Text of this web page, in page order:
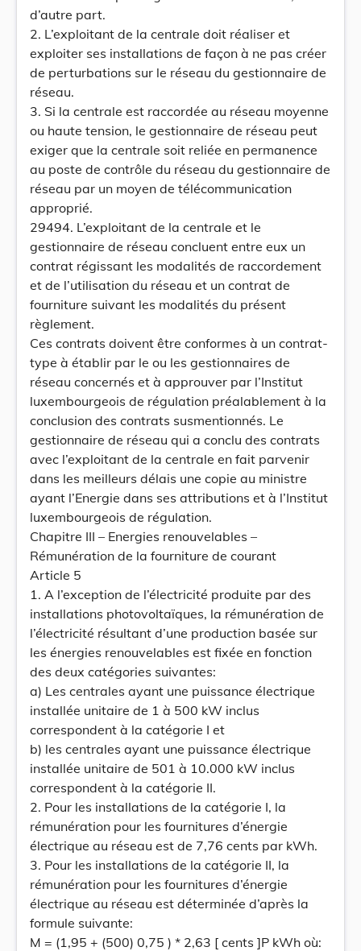
d’autre part.
2. L’exploitant de la centrale doit réaliser et
exploiter ses installations de façon à ne pas créer
de perturbations sur le réseau du gestionnaire de
réseau.
3. Si la centrale est raccordée au réseau moyenne
ou haute tension, le gestionnaire de réseau peut
exiger que la centrale soit reliée en permanence
au poste de contrôle du réseau du gestionnaire de
réseau par un moyen de télécommunication
approprié.
29494. L’exploitant de la centrale et le
gestionnaire de réseau concluent entre eux un
contrat régissant les modalités de raccordement
et de l’utilisation du réseau et un contrat de
fourniture suivant les modalités du présent
règlement.
Ces contrats doivent être conformes à un contrat-
type à établir par le ou les gestionnaires de
réseau concernés et à approuver par l’Institut
luxembourgeois de régulation préalablement à la
conclusion des contrats susmentionnés. Le
gestionnaire de réseau qui a conclu des contrats
avec l’exploitant de la centrale en fait parvenir
dans les meilleurs délais une copie au ministre
ayant l’Energie dans ses attributions et à l’Institut
luxembourgeois de régulation.
Chapitre III – Energies renouvelables –
Rémunération de la fourniture de courant
Article 5
1. A l’exception de l’électricité produite par des
installations photovoltaïques, la rémunération de
l’électricité résultant d’une production basée sur
les énergies renouvelables est fixée en fonction
des deux catégories suivantes:
a) Les centrales ayant une puissance électrique
installée unitaire de 1 à 500 kW inclus
correspondent à la catégorie I et
b) les centrales ayant une puissance électrique
installée unitaire de 501 à 10.000 kW inclus
correspondent à la catégorie II.
2. Pour les installations de la catégorie I, la
rémunération pour les fournitures d’énergie
électrique au réseau est de 7,76 cents par kWh.
3. Pour les installations de la catégorie II, la
rémunération pour les fournitures d’énergie
électrique au réseau est déterminée d’après la
formule suivante:
M = (1,95 + (500) 0,75 ) * 2,63 [ cents ]P kWh où: